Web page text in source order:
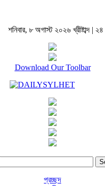
শনিবার, ৮ অগাস্ট ২০২৬ খ্রীষ্টাব্দ | ২৪
Download Our Toolbar
প্রচ্ছদ